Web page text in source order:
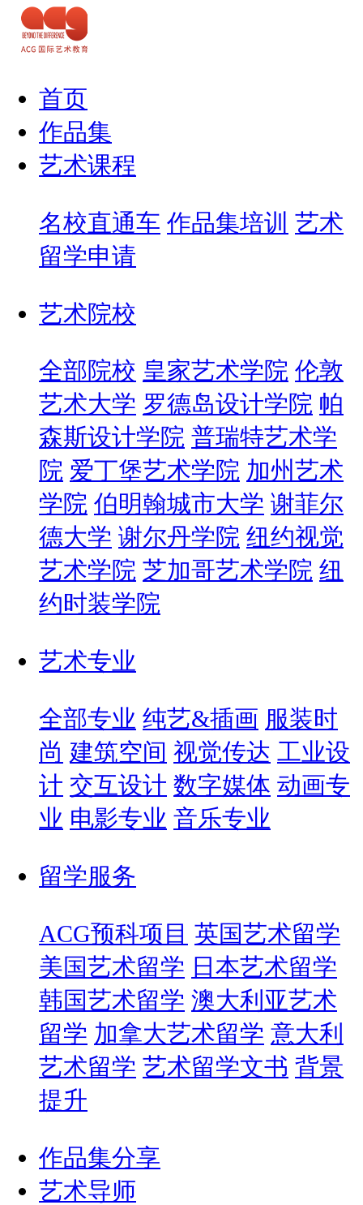
首页
作品集
艺术课程
名校直通车 作品集培训 艺术
留学申请
艺术院校
全部院校 皇家艺术学院 伦敦
艺术大学 罗德岛设计学院 帕
森斯设计学院 普瑞特艺术学
院 爱丁堡艺术学院 加州艺术
学院 伯明翰城市大学 谢菲尔
德大学 谢尔丹学院 纽约视觉
艺术学院 芝加哥艺术学院 纽
约时装学院
艺术专业
全部专业 纯艺&插画 服装时
尚 建筑空间 视觉传达 工业设
计 交互设计 数字媒体 动画专
业 电影专业 音乐专业
留学服务
ACG预科项目 英国艺术留学
美国艺术留学 日本艺术留学
韩国艺术留学 澳大利亚艺术
留学 加拿大艺术留学 意大利
艺术留学 艺术留学文书 背景
提升
作品集分享
艺术导师